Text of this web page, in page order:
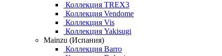
Коллекция TREX3
Коллекция Vendome
Коллекция Vis
Коллекция Yakisugi
Mainzu (Испания)
Коллекция Barro